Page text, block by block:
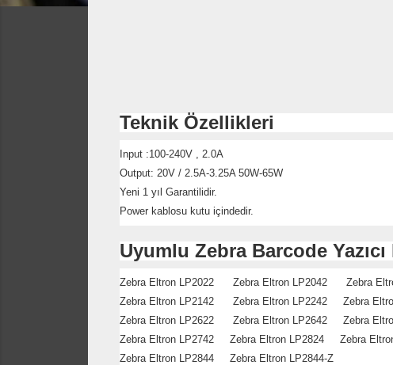
Teknik Özellikleri
Input :100-240V , 2.0A
Output: 20V / 2.5A-3.25A 50W-65W
Yeni 1 yıl Garantilidir.
Power kablosu kutu içindedir.
Uyumlu Zebra Barcode
Zebra Eltron LP2022 Zebra Eltron LP2042 Zebra
Zebra Eltron LP2142 Zebra Eltron LP2242 Zebra
Zebra Eltron LP2622 Zebra Eltron LP2642 Zebra
Zebra Eltron LP2742 Zebra Eltron LP2824 Zebra
Zebra Eltron LP2844 Zebra Eltron LP2844-Z